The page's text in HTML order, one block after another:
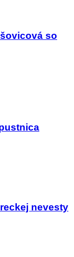
so
nevesty